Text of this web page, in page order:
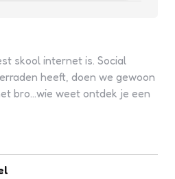
skool internet is. Social
heeft, doen we gewoon
bro...wie weet ontdek je een